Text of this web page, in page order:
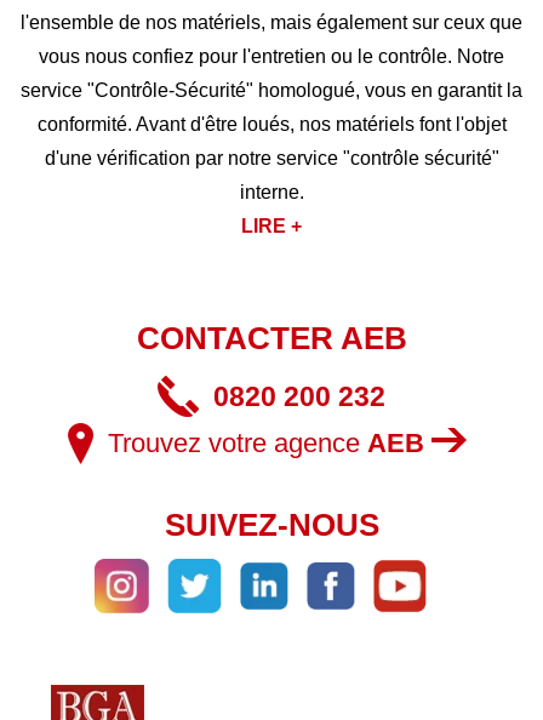
l'ensemble de nos matériels, mais également sur ceux que
vous nous confiez pour l'entretien ou le contrôle. Notre
service "Contrôle-Sécurité" homologué, vous en garantit la
conformité. Avant d'être loués, nos matériels font l'objet
d'une vérification par notre service "contrôle sécurité"
interne.
LIRE +
CONTACTER AEB
0820 200 232
Trouvez votre agence AEB
SUIVEZ-NOUS